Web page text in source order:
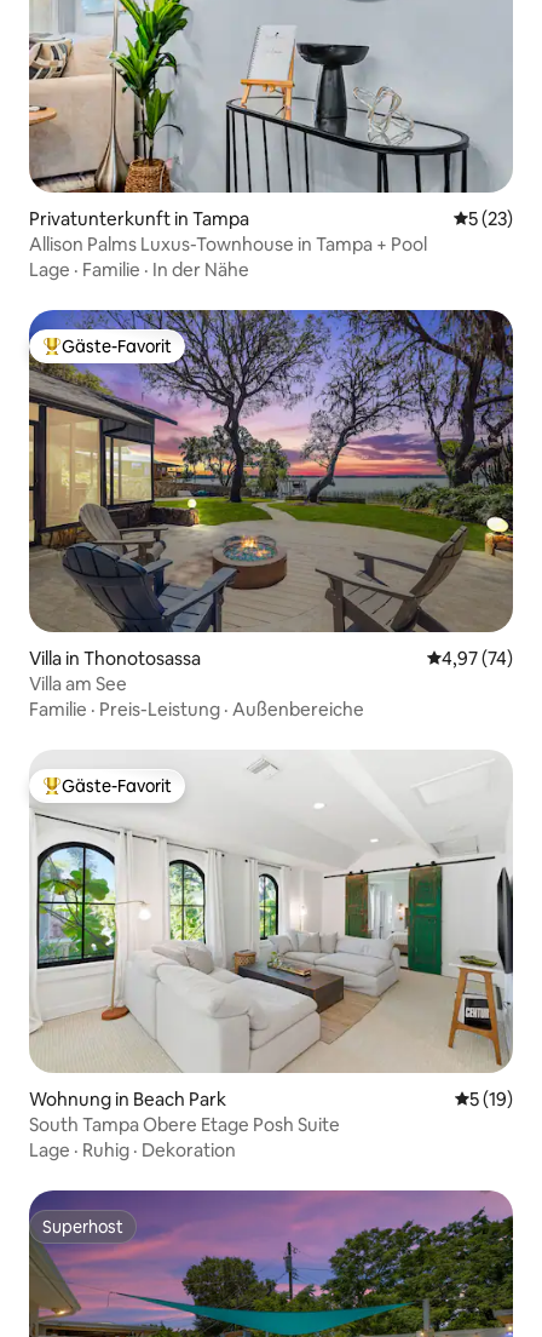
Privatunterkunft in Tampa
5 (23)
Allison Palms Luxus-Townhouse in Tampa + Pool
Lage · Familie · In der Nähe
Beliebter Gäste-Favorit.
Gäste-Favorit
Villa in Thonotosassa
4,97 (74)
Villa am See
Familie · Preis-Leistung · Außenbereiche
Beliebter Gäste-Favorit.
Gäste-Favorit
Wohnung in Beach Park
5 (19)
South Tampa Obere Etage Posh Suite
Lage · Ruhig · Dekoration
Superhost
Superhost